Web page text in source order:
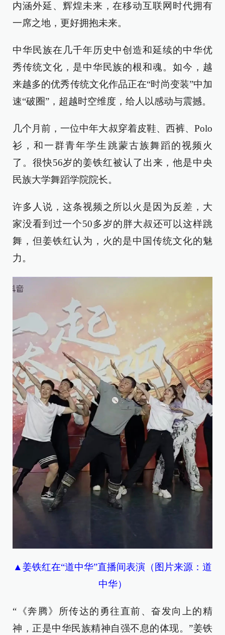
内涵外延、辉煌未来，在移动互联网时代拥有
一席之地，更好拥抱未来。
中华民族在几千年历史中创造和延续的中华优
秀传统文化，是中华民族的根和魂。如今，越
来越多的优秀传统文化作品正在“时尚变装”中加
速“破圈”，超越时空维度，给人以感动与震撼。
几个月前，一位中年大叔穿着皮鞋、西裤、Polo
衫，和一群青年学生跳蒙古族舞蹈的视频火
了。很快56岁的姜铁红被认了出来，他是中央
民族大学舞蹈学院院长。
许多人说，这条视频之所以火是因为反差，大
家没看到过一个50多岁的胖大叔还可以这样跳
舞，但姜铁红认为，火的是中国传统文化的魅
力。
▲姜铁红在“道中华”直播间表演（图片来源：道
中华）
“《奔腾》所传达的勇往直前、奋发向上的精
神，正是中华民族精神自强不息的体现。”姜铁